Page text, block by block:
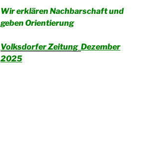
Wir erklären Nachbarschaft und
geben Orientierung
Volksdorfer Zeitung Dezember
2025